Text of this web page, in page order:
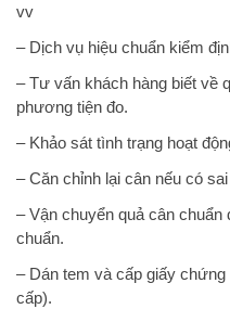
vv
– Dịch vụ hiệu chuẩn kiểm
– Tư vấn khách hàng biết về
phương tiện đo.
– Khảo sát tình trạng hoạt
– Căn chỉnh lại cân nếu có
– Vận chuyển quả cân chuẩn
chuẩn.
– Dán tem và cấp giấy
cấp).